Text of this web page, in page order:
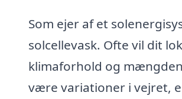
Som ejer af et
solcellevask. Ofte vil dit
klimaforhold og
være variationer i vejret,